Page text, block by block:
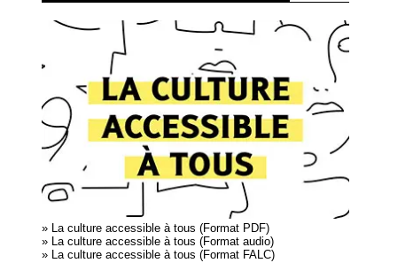
» La culture accessible à tous (Format PDF)
» La culture accessible à tous (Format audio)
» La culture accessible à tous (Format FALC)